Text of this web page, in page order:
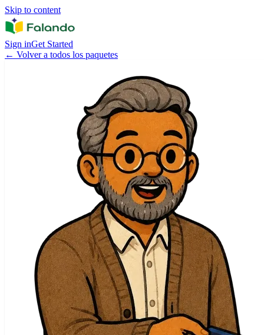
Skip to content
Sign inGet Started
← Volver a todos los paquetes